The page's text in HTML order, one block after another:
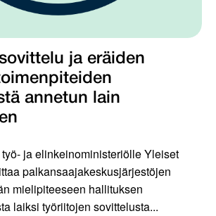
sovittelu ja eräiden
annetun lain
ja elinkeinoministeriölle Yleiset
palkansaajakeskusjärjestöjen
mielipiteeseen hallituksen
laiksi työriitojen sovittelusta...